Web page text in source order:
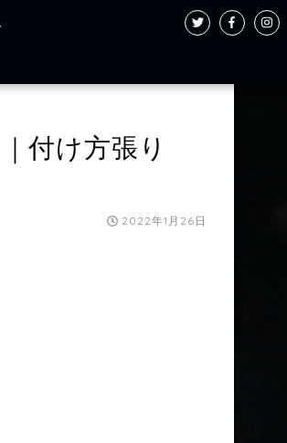
付け方張り
2022年1月26日